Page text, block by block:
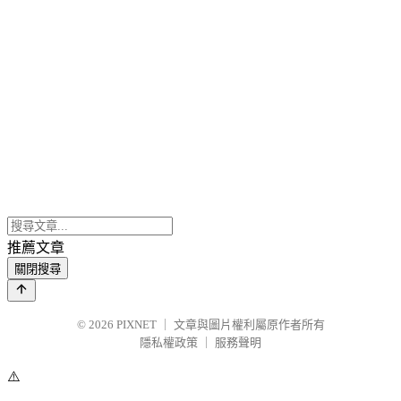
推薦文章
關閉搜尋
© 2026 PIXNET
文章與圖片權利屬原作者所有
隱私權政策
服務聲明
⚠️